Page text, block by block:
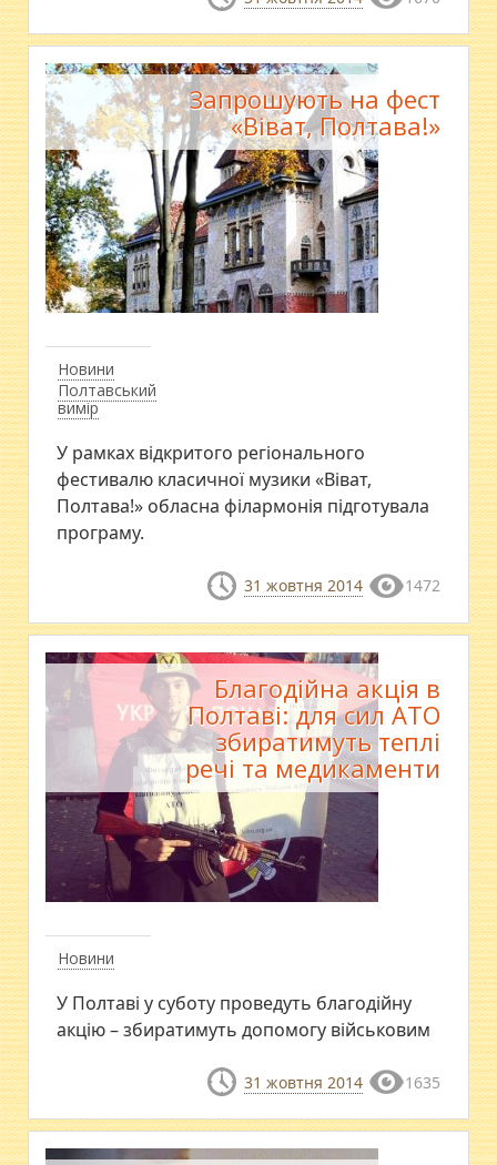
Новини
Полтавський
вимір
Запрошують на фест
«Віват, Полтава!»
У рамках відкритого регіонального
фестивалю класичної музики «Віват,
Полтава!» обласна філармонія підготувала
програму.
31 жовтня 2014 1472
Новини
Благодійна акція в
Полтаві: для сил АТО
збиратимуть теплі
речі та медикаменти
У Полтаві у суботу проведуть благодійну
акцію – збиратимуть допомогу військовим
31 жовтня 2014 1635